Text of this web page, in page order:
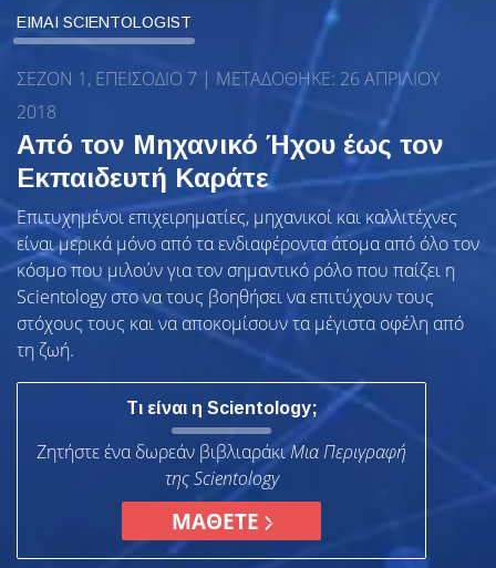
ΕΙΜΑΙ SCIENTOLOGIST
ΣΕΖΟΝ 1, ΕΠΕΙΣΟΔΙΟ 7 | ΜΕΤΑΔΌΘΗΚΕ: 26 ΑΠΡΙΛΊΟΥ
2018
Από τον Μηχανικό Ήχου έως τον
Εκπαιδευτή Καράτε
Επιτυχημένοι επιχειρηματίες, μηχανικοί και καλλιτέχνες
είναι μερικά μόνο από τα ενδιαφέροντα άτομα από όλο τον
κόσμο που μιλούν για τον σημαντικό ρόλο που παίζει η
Scientology στο να τους βοηθήσει να επιτύχουν τους
στόχους τους και να αποκομίσουν τα μέγιστα οφέλη από
τη ζωή.
Τι είναι η Scientology;
Ζητήστε ένα δωρεάν βιβλιαράκιΜια Περιγραφή
της Scientology
ΜΑΘΕΤΕ